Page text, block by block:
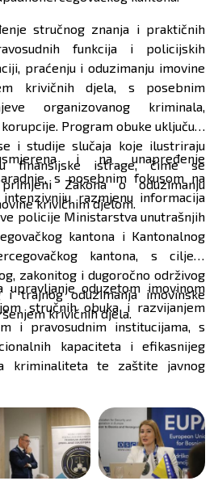
stručnog znanja i praktičnih
funkcija i policijskih
praćenju i oduzimanju imovine
krivičnih djela, s posebnim
organizovanog kriminala,
Program obuke uključuje
i studije slučaja koje ilustriraju
finansijske istrage, čime se
Zakona o oduzimanju
krivičnim djelom.
i na unapređenje
s posebnim fokusom na
razmjenu informacija
policije Ministarstva unutrašnjih
kantona i Kantonalnog
kantona, s ciljem
zakonitog i dugoročno održivog
i trajnog oduzimanja imovinske
krivičnih djela.
upravljanje oduzetom imovinom
stručnih obuka i razvijanjem
i pravosudnim institucijama, s
kapaciteta i efikasnijeg
kriminaliteta te zaštite javnog